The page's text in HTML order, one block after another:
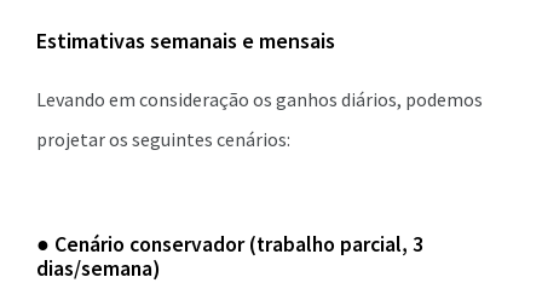
Estimativas semanais e mensais
Levando em consideração os ganhos diários, podemos
projetar os seguintes cenários:
● Cenário conservador (trabalho parcial, 3
dias/semana)